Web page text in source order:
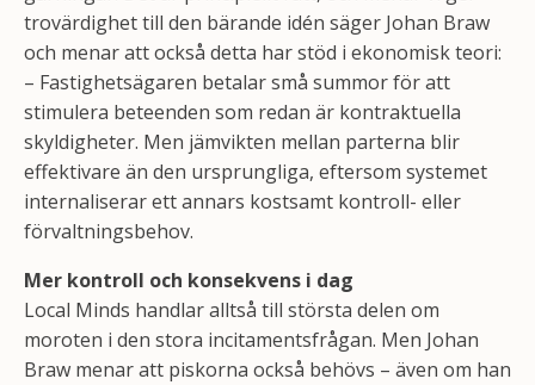
trovärdighet till den bärande idén säger Johan Braw
och menar att också detta har stöd i ekonomisk teori:
– Fastighetsägaren betalar små summor för att
stimulera beteenden som redan är kontraktuella
skyldigheter. Men jämvikten mellan parterna blir
effektivare än den ursprungliga, eftersom systemet
internaliserar ett annars kostsamt kontroll- eller
förvaltningsbehov.
Mer kontroll och konsekvens i dag
Local Minds handlar alltså till största delen om
moroten i den stora incitamentsfrågan. Men Johan
Braw menar att piskorna också behövs – även om han